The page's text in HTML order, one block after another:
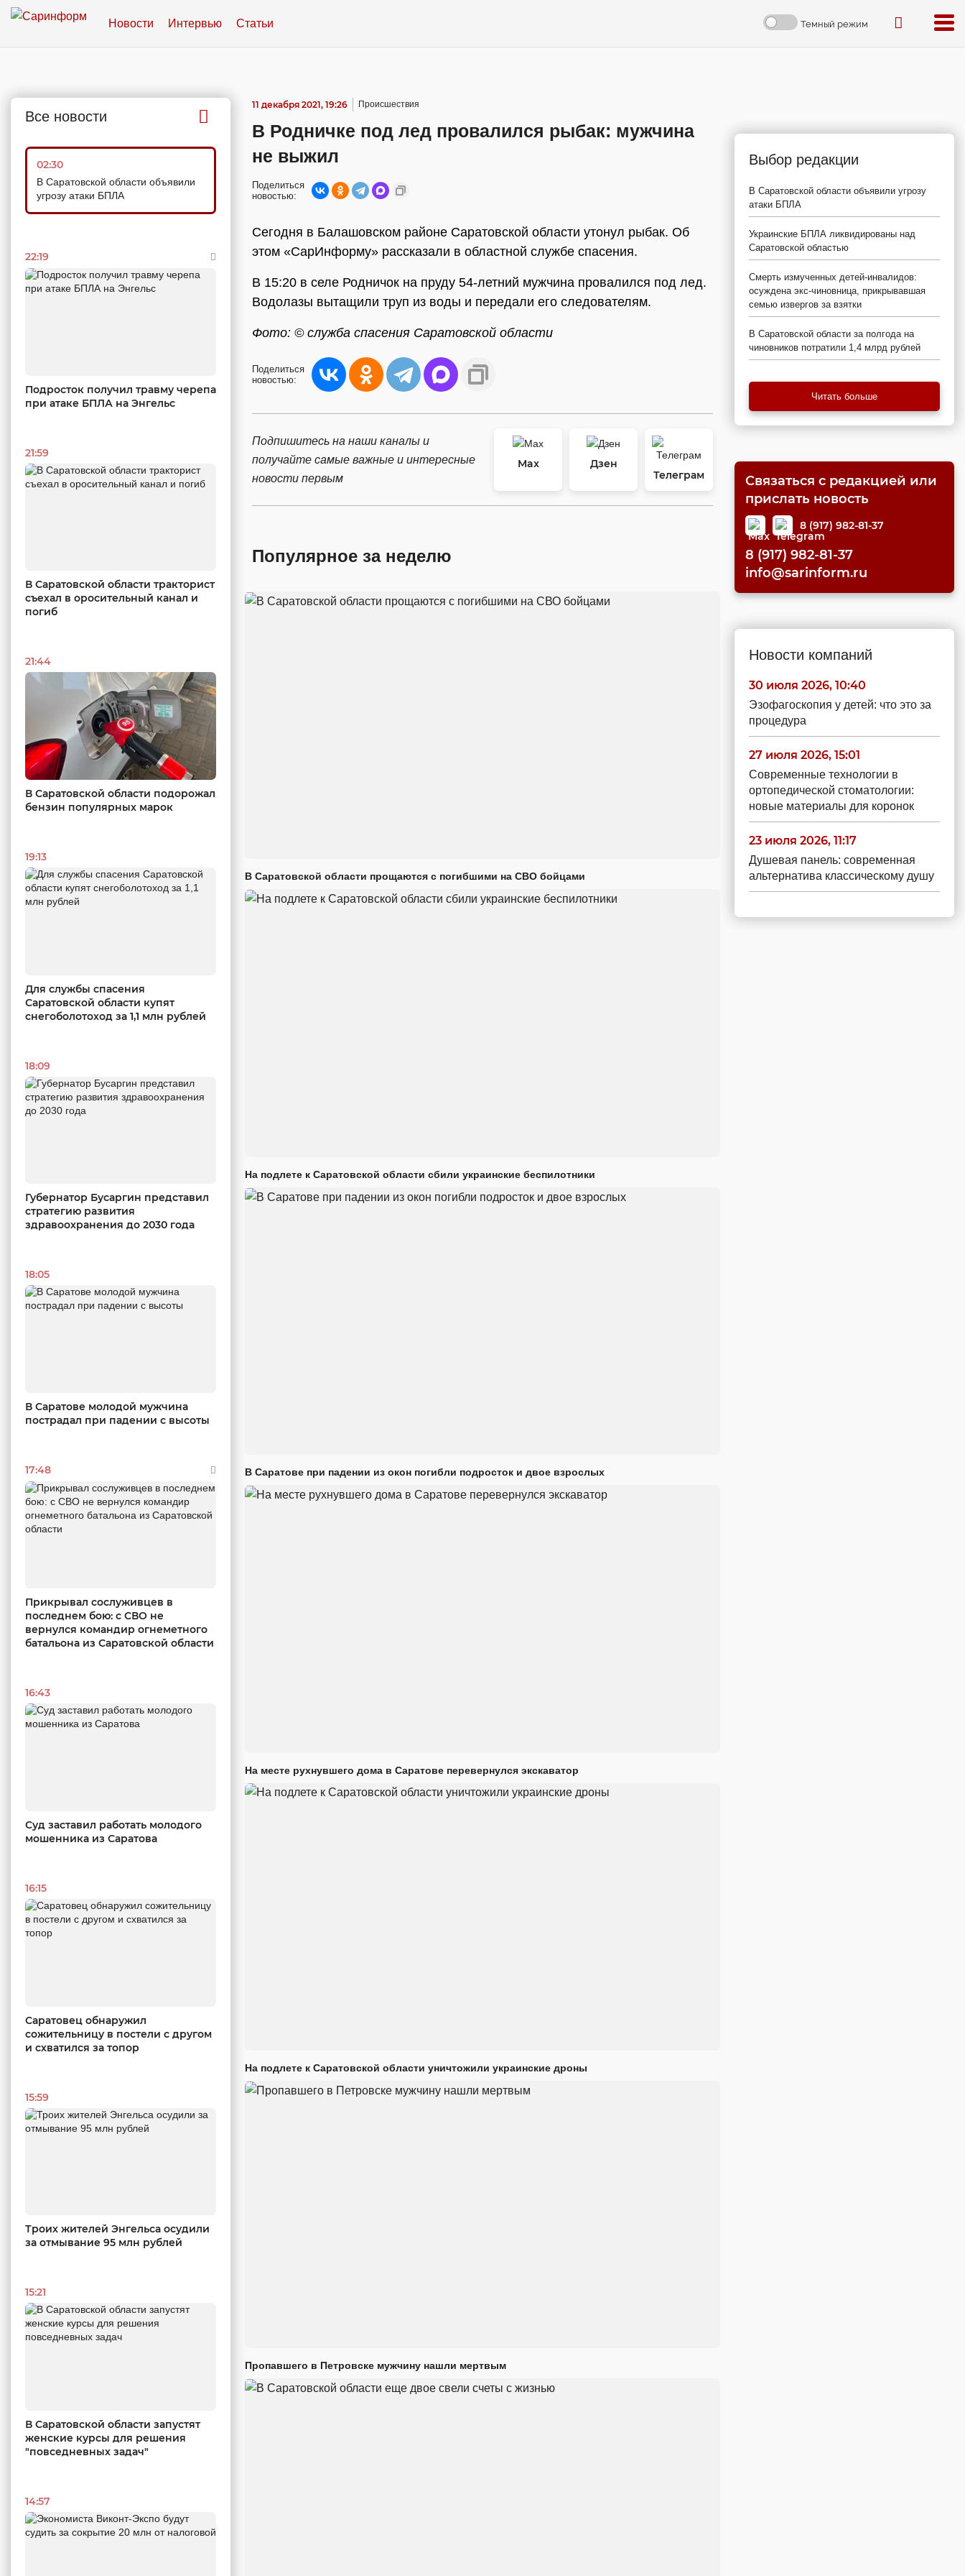
Новости Интервью Статьи Темный режим
Все новости
02:30
В Саратовской области объявили
угрозу атаки БПЛА
22:19
Подросток получил травму черепа
при атаке БПЛА на Энгельс
21:59
В Саратовской области тракторист
съехал в оросительный канал и
погиб
21:44
В Саратовской области подорожал
бензин популярных марок
19:13
Для службы спасения
Саратовской области купят
снегоболотоход за 1,1 млн рублей
18:09
Губернатор Бусаргин представил
стратегию развития
здравоохранения до 2030 года
18:05
В Саратове молодой мужчина
пострадал при падении с высоты
17:48
Прикрывал сослуживцев в
последнем бою: с СВО не
вернулся командир огнеметного
батальона из Саратовской области
16:43
Суд заставил работать молодого
мошенника из Саратова
16:15
Саратовец обнаружил
сожительницу в постели с другом
и схватился за топор
15:59
Троих жителей Энгельса осудили
за отмывание 95 млн рублей
15:21
В Саратовской области запустят
женские курсы для решения
"повседневных задач"
14:57
11 декабря 2021, 19:26 Происшествия
В Родничке под лед провалился рыбак: мужчина
не выжил
Поделиться
новостью:
Сегодня в Балашовском районе Саратовской области утонул рыбак. Об
этом «СарИнформу» рассказали в областной службе спасения.
В 15:20 в селе Родничок на пруду 54-летний мужчина провалился под лед.
Водолазы вытащили труп из воды и передали его следователям.
Фото: © служба спасения Саратовской области
Поделиться
новостью:
Подпишитесь на наши каналы и
получайте самые важные и интересные
новости первым
Max
Дзен
Телеграм
Популярное за неделю
В Саратовской области прощаются с погибшими на СВО бойцами
На подлете к Саратовской области сбили украинские беспилотники
В Саратове при падении из окон погибли подросток и двое взрослых
На месте рухнувшего дома в Саратове перевернулся экскаватор
На подлете к Саратовской области уничтожили украинские дроны
Пропавшего в Петровске мужчину нашли мертвым
Выбор редакции
В Саратовской области объявили угрозу
атаки БПЛА
Украинские БПЛА ликвидированы над
Саратовской областью
Смерть измученных детей-инвалидов:
осуждена экс-чиновница, прикрывавшая
семью извергов за взятки
В Саратовской области за полгода на
чиновников потратили 1,4 млрд рублей
Читать больше
Связаться с редакцией или
прислать новость
8 (917) 982-81-37
8 (917) 982-81-37
info@sarinform.ru
Новости компаний
30 июля 2026, 10:40
Эзофагоскопия у детей: что это за
процедура
27 июля 2026, 15:01
Современные технологии в
ортопедической стоматологии:
новые материалы для коронок
23 июля 2026, 11:17
Душевая панель: современная
альтернатива классическому душу